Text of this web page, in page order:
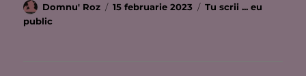
Autor
Domnu' Roz
Publicat
15 februarie 2023 Categorii
Tu scrii ... eu
public